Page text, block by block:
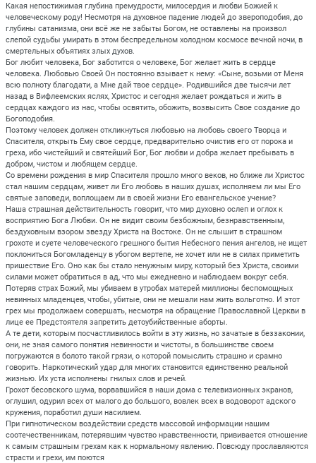
Какая непостижимая глубина премудрости, милосердия и любви Божией к
человеческому роду! Несмотря на духовное падение людей до звероподобия, до
глубины сатанизма, они всё же не забыты Богом, не оставлены на произвол
слепой судьбы умирать в этом беспредельном холодном космосе вечной ночи, в
смертельных объятиях злых духов.
Бог любит человека, Бог заботится о человеке, Бог желает жить в сердце
человека. Любовью Своей Он постоянно взывает к нему: «Сыне, возьми от Меня
всю полноту благодати, а Мне дай твое сердце». Родившийся две тысячи лет
назад в Вифлеемских яслях, Христос и сегодня желает рождаться и жить в
сердцах каждого из нас, чтобы освятить, обожить, возвысить Свое создание до
Богоподобия.
Поэтому человек должен откликнуться любовью на любовь своего Творца и
Спасителя, открыть Ему свое сердце, предварительно очистив его от порока и
греха, ибо чистейший и святейший Бог, Бог любви и добра желает пребывать в
добром, чистом и любящем сердце.
Со времени рождения в мир Спасителя прошло много веков, но ближе ли Христос
стал нашим сердцам, живет ли Его любовь в наших душах, исполняем ли мы Его
святые заповеди, воплощаем ли в своей жизни Его евангельское учение?
Наша страшная действительность говорит, что мир духовно ослеп и оглох к
восприятию Бога Любви. Он не видит своим безбожным, безнравственным,
бездуховным взором звезду Христа на Востоке. Он не слышит в страшном
грохоте и суете человеческого грешного бытия Небесного пения ангелов, не ищет
поклониться Богомладенцу в убогом вертепе, не хочет или не в силах приметить
пришествие Его. Оно как бы стало ненужным миру, который без Христа, своими
силами может обратиться в ад, что мы ежедневно и наблюдаем вокруг себя.
Потеряв страх Божий, мы убиваем в утробах матерей миллионы беспомощных
невинных младенцев, чтобы, убитые, они не мешали нам жить вольготно. И этот
грех мы продолжаем совершать, несмотря на обращение Православной Церкви в
лице ее Предстоятеля запретить детоубийственные аборты.
А те дети, которым посчастливилось войти в эту жизнь, но зачатые в беззаконии,
они, не зная самого понятия невинности и чистоты, в большинстве своем
погружаются в болото такой грязи, о которой помыслить страшно и срамно
говорить. Наркотический удар для многих становится единственно реальной
жизнью. Их уста исполнены гнилых слов и речей.
Грохот бесовского шума, ворвавшийся в наши дома с телевизионных экранов,
оглушил, одурил всех от малого до большого, вовлек всех в водоворот адского
кружения, поработил души насилием.
При гипнотическом воздействии средств массовой информации нашим
соотечественникам, потерявшим чувство нравственности, прививается отношение
к самым страшным грехам как к нормальному явлению. Повсюду прославляются
страсти и грехи, им поются